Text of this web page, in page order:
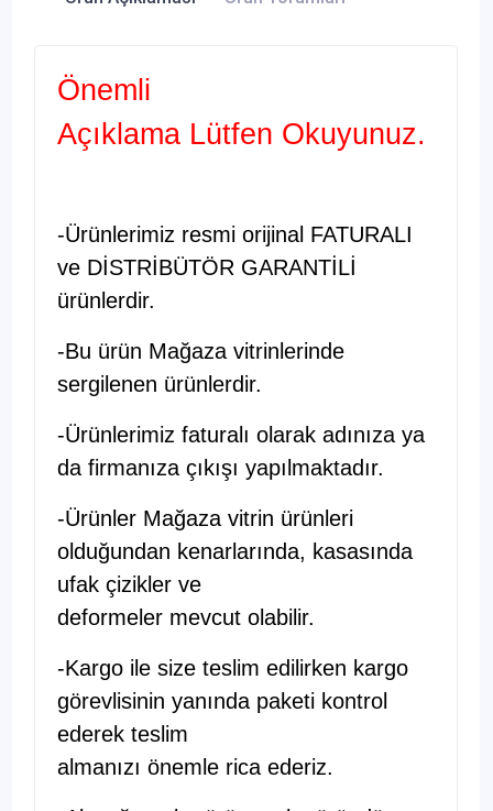
Önemli
Açıklama Lütfen Okuyunuz.
-Ürünlerimiz resmi orijinal FATURALI
ve DİSTRİBÜTÖR GARANTİLİ
ürünlerdir.
-Bu ürün Mağaza vitrinlerinde
sergilenen ürünlerdir.
-Ürünlerimiz faturalı olarak adınıza ya
da firmanıza çıkışı yapılmaktadır.
-Ürünler Mağaza vitrin ürünleri
olduğundan kenarlarında, kasasında
ufak çizikler ve
deformeler mevcut olabilir.
-Kargo ile size teslim edilirken kargo
görevlisinin yanında paketi kontrol
ederek teslim
almanızı önemle rica ederiz.